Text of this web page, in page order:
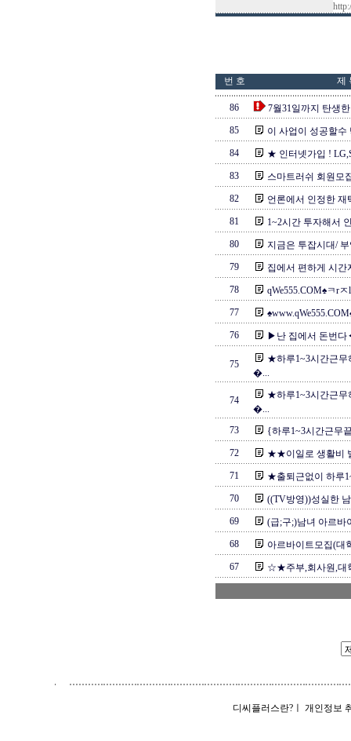
번 호 제
86
7월31일까지 탄생
85
이 사업이 성공할
84
★ 인터넷가입 !
83
스마트러쉬 회원
82
언론에서 인정한
81
1~2시간 투자해서
80
지금은 투잡시대/
79
집에서 편하게 시
78
qWe555.COM♠ㅋr
77
76
▶난 집에서 돈번
75
★하루1~3시간근무
�...
74
★하루1~3시간근무
�...
73
{하루1~3시간근무
72
★★이일로 생활비
71
★출퇴근없이 하루
70
((TV방영))성실한
69
(급;구;)남녀 아르
68
아르바이트모집(대
67
☆★주부,회사원,대
디씨플러스란? 개인정보